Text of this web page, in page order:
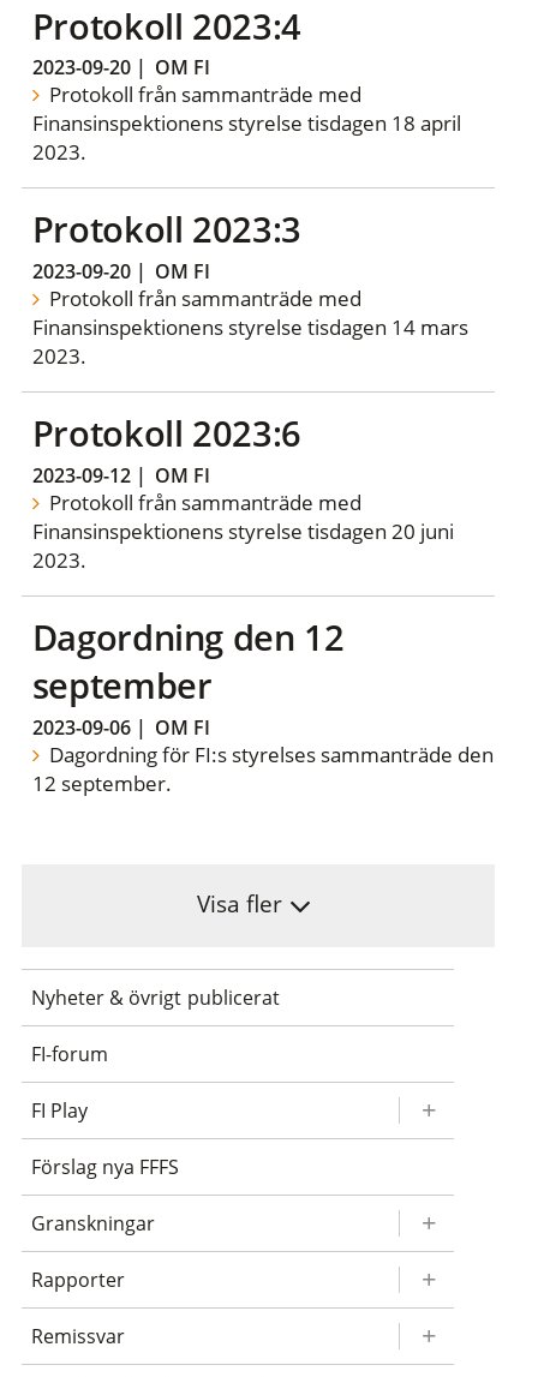
Protokoll 2023:4
2023-09-20| OM FI
Protokoll från sammanträde med
Finansinspektionens styrelse tisdagen 18 april
2023.
Protokoll 2023:3
2023-09-20| OM FI
Protokoll från sammanträde med
Finansinspektionens styrelse tisdagen 14 mars
2023.
Protokoll 2023:6
2023-09-12| OM FI
Protokoll från sammanträde med
Finansinspektionens styrelse tisdagen 20 juni
2023.
Dagordning den 12
september
2023-09-06| OM FI
Dagordning för FI:s styrelses sammanträde den
12 september.
Visa fler
Nyheter & övrigt publicerat
FI-forum
FI Play
Förslag nya FFFS
Granskningar
Rapporter
Remissvar